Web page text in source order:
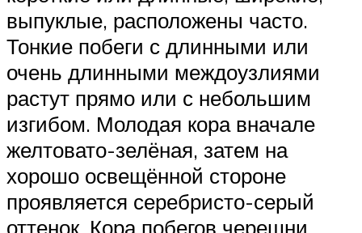
выпуклые, расположены часто.
Тонкие побеги с длинными или
очень длинными междоузлиями
растут прямо или с небольшим
изгибом. Молодая кора вначале
желтовато-зелёная, затем на
хорошо освещённой стороне
проявляется серебристо-серый
оттенок. Кора побегов черешни,